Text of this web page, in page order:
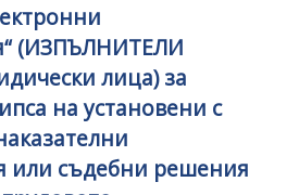
(ИЗПЪЛНИТЕЛИ
лица) за
на установени с
или съдебни решения